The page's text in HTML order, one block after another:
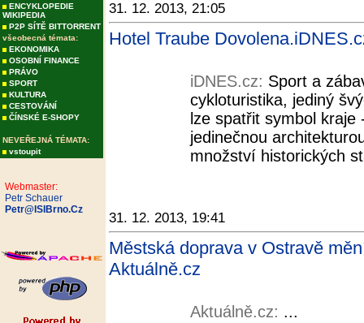
ENCYKLOPEDIE
WIKIPEDIA
P2P SÍTĚ BITTORRENT
všeobecná témata:
EKONOMIKA
OSOBNÍ FINANCE
PRÁVO
SPORT
KULTURA
CESTOVÁNÍ
ČÍNSKÉ E-SHOPY
NEVEŘEJNÁ TÉMATA:
vstoupit
Webmaster:
Petr Schauer
Petr@ISIBrno.Cz
31. 12. 2013, 21:05
Hotel Traube
iDNES.cz: Sport a
cykloturistika, jediný
lze spatřit symbol
jedinečnou
množství historických
31. 12. 2013, 19:41
Městská doprava v Ostravě
Aktuálně.cz
Aktuálně.cz: ...